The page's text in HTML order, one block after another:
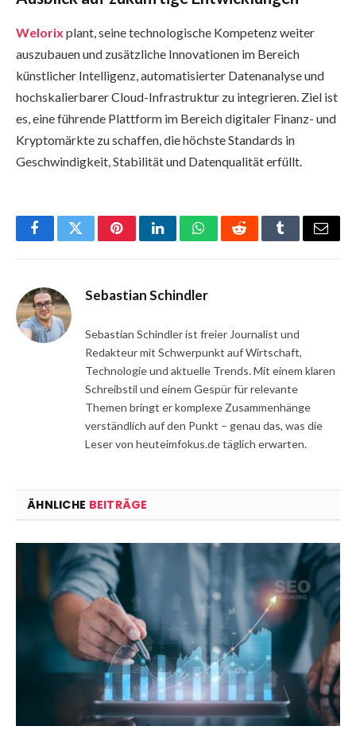
Welorix plant, seine technologische Kompetenz weiter
auszubauen und zusätzliche Innovationen im Bereich
künstlicher Intelligenz, automatisierter Datenanalyse und
hochskalierbarer Cloud-Infrastruktur zu integrieren. Ziel ist
es, eine führende Plattform im Bereich digitaler Finanz- und
Kryptomärkte zu schaffen, die höchste Standards in
Geschwindigkeit, Stabilität und Datenqualität erfüllt.
FacebookTwitterPinterestLinkedInWhatsAppRedditTumblrEmail
Sebastian Schindler
Sebastian Schindler ist freier Journalist und
Redakteur mit Schwerpunkt auf Wirtschaft,
Technologie und aktuelle Trends. Mit einem klaren
Schreibstil und einem Gespür für relevante
Themen bringt er komplexe Zusammenhänge
verständlich auf den Punkt – genau das, was die
Leser von heuteimfokus.de täglich erwarten.
ÄHNLICHE BEITRÄGE